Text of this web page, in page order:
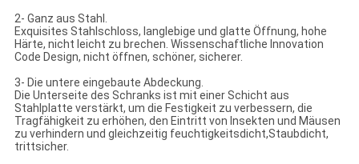
2- Ganz aus Stahl.
Exquisites Stahlschloss, langlebige und glatte Öffnung, hohe
Härte, nicht leicht zu brechen. Wissenschaftliche Innovation
Code Design, nicht öffnen, schöner, sicherer.
3- Die untere eingebaute Abdeckung.
Die Unterseite des Schranks ist mit einer Schicht aus
Stahlplatte verstärkt, um die Festigkeit zu verbessern, die
Tragfähigkeit zu erhöhen, den Eintritt von Insekten und Mäusen
zu verhindern und gleichzeitig feuchtigkeitsdicht,Staubdicht,
trittsicher.